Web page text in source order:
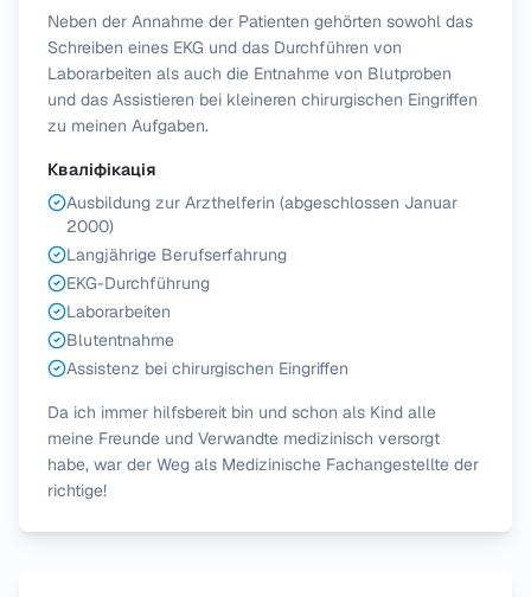
Neben der Annahme der Patienten gehörten sowohl das
Schreiben eines EKG und das Durchführen von
Laborarbeiten als auch die Entnahme von Blutproben
und das Assistieren bei kleineren chirurgischen Eingriffen
zu meinen Aufgaben.
Кваліфікація
Ausbildung zur Arzthelferin (abgeschlossen Januar
2000)
Langjährige Berufserfahrung
EKG-Durchführung
Laborarbeiten
Blutentnahme
Assistenz bei chirurgischen Eingriffen
Da ich immer hilfsbereit bin und schon als Kind alle
meine Freunde und Verwandte medizinisch versorgt
habe, war der Weg als Medizinische Fachangestellte der
richtige!